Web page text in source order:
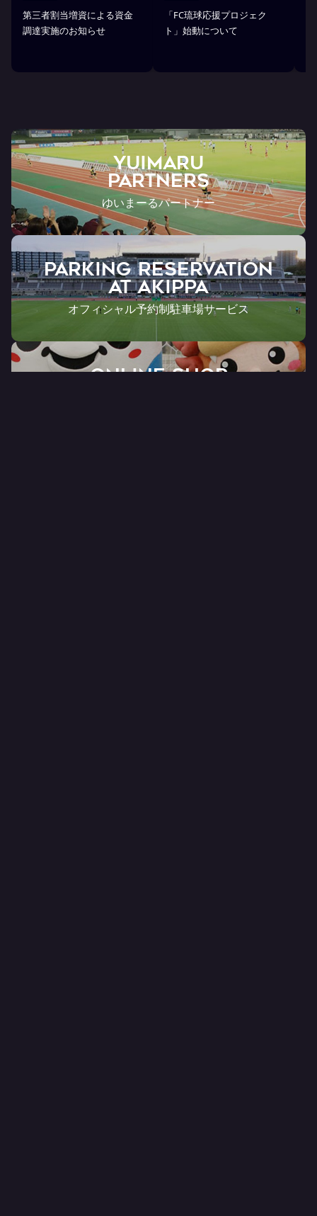
第三者割当増資による資金
調達実施のお知らせ
「FC琉球応援プロジェク
ト」始動について
YUIMARU
Partners
ゆいまーるパートナー
PARKING RESERVATION
AT Akippa
オフィシャル予約制駐車場サービス
ONLINE SHOP